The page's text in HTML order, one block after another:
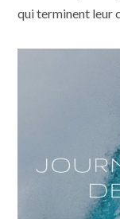
qui terminent leur